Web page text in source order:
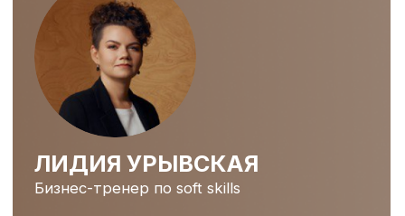
lidiaspeaker@gmail.com
@lidia_speaker
+7 912 604 17 85
Хочу классное выступление